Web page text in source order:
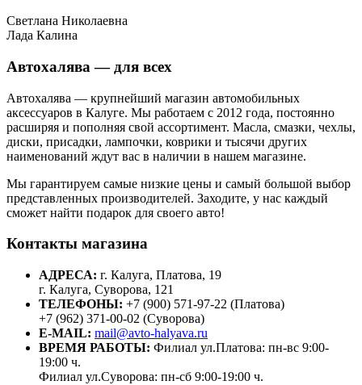
Светлана Николаевна
Лада Калина
Автохалява — для всех
Автохалява — крупнейший магазин автомобильных
аксессуаров в Калуге. Мы работаем с 2012 года, постоянно
расширяя и пополняя свой ассортимент. Масла, смазки, чехлы,
диски, присадки, лампочки, коврики и тысячи других
наименований ждут вас в наличии в нашем магазине.
Мы гарантируем самые низкие цены и самый большой выбор
представленных производителей. Заходите, у нас каждый
сможет найти подарок для своего авто!
Контакты магазина
АДРЕСА: г. Калуга, Платова, 19
г. Калуга, Суворова, 121
ТЕЛЕФОНЫ: +7 (900) 571-97-22 (Платова)
+7 (962) 371-00-02 (Суворова)
E-MAIL: mail@avto-halyava.ru
ВРЕМЯ РАБОТЫ: Филиал ул.Платова: пн-вс 9:00-
19:00 ч.
Филиал ул.Суворова: пн-сб 9:00-19:00 ч.